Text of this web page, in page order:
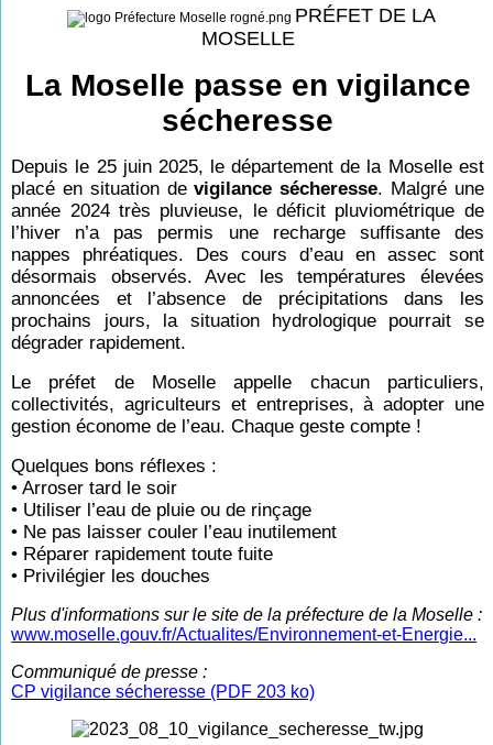
PRÉFET DE LA
MOSELLE
La Moselle passe en vigilance
sécheresse
Depuis le 25 juin 2025, le département de la Moselle est
placé en situation devigilance sécheresse. Malgré une
année 2024 très pluvieuse, le déficit pluviométrique de
l’hiver n’a pas permis une recharge suffisante des
nappes phréatiques. Des cours d’eau en assec sont
désormais observés. Avec les températures élevées
annoncées et l’absence de précipitations dans les
prochains jours, la situation hydrologique pourrait se
dégrader rapidement.
Le préfet de Moselle appelle chacun particuliers,
collectivités, agriculteurs et entreprises, à adopter une
gestion économe de l’eau. Chaque geste compte !
Quelques bons réflexes :
• Arroser tard le soir
• Utiliser l’eau de pluie ou de rinçage
• Ne pas laisser couler l’eau inutilement
• Réparer rapidement toute fuite
• Privilégier les douches
Plus d'informations sur le site de la préfecture de la Moselle :
www.moselle.gouv.fr/Actualites/Environnement-et-Energie...
Communiqué de presse :
CP vigilance sécheresse (PDF 203 ko)